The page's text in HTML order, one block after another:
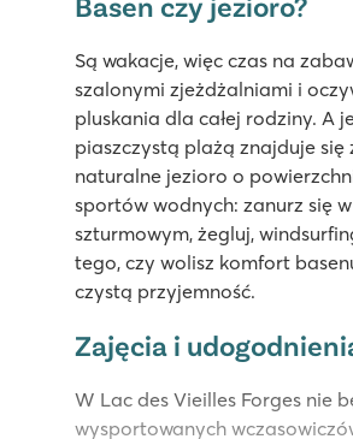
Są wakacje, więc czas na
szalonymi zjeżdżalniami i
pluskania dla całej rodziny. A
piaszczystą plażą znajduje się
naturalne jezioro o
sportów wodnych: zanurz się
szturmowym, żegluj,
tego, czy wolisz komfort
czystą przyjemność.
Zajęcia i
W Lac des Vieilles Forges nie
wysportowanych